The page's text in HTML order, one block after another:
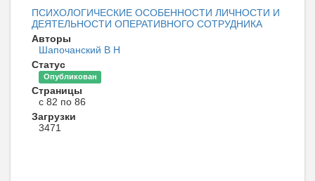
ПСИХОЛОГИЧЕСКИЕ ОСОБЕННОСТИ ЛИЧНОСТИ И
ДЕЯТЕЛЬНОСТИ ОПЕРАТИВНОГО СОТРУДНИКА
Авторы
Шапочанский В Н
Статус
Опубликован
Страницы
с 82 по 86
Загрузки
3471